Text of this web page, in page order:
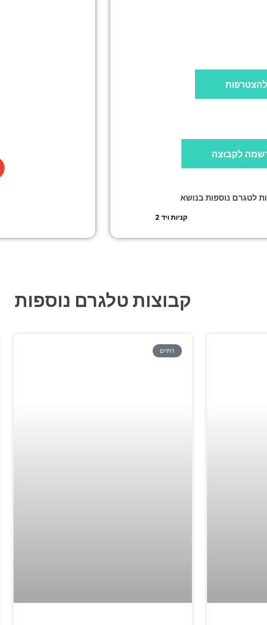
להצטרפות
לקבוצה
לטגרם נוספות בנושא
קניות ויד 2
קבוצות טלגרם נוספות
דתיים